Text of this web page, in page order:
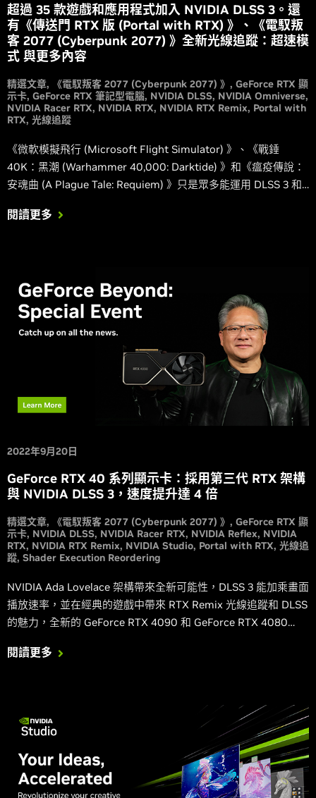
超過 35 款遊戲和應用程式加入 NVIDIA DLSS 3。還
有《傳送門 RTX 版 (Portal with RTX) 》、《電馭叛
客 2077 (Cyberpunk 2077) 》全新光線追蹤：超速模
式 與更多內容
精選文章 《電馭叛客 2077 (Cyberpunk 2077) 》
GeForce RTX 顯
示卡 GeForce RTX 筆記型電腦 NVIDIA DLSS NVIDIA Omniverse
NVIDIA Racer RTX NVIDIA RTX NVIDIA RTX Remix Portal with
RTX 光線追蹤
《微軟模擬飛行 (Microsoft Flight Simulator) 》、《戰錘
40K：黑潮 (Warhammer 40,000: Darktide) 》和《瘟疫傳說：
安魂曲 (A Plague Tale: Requiem) 》只是眾多能運用 DLSS 3 和
閱讀更多
2022年9月20日
GeForce RTX 40 系列顯示卡：採用第三代 RTX 架構
與 NVIDIA DLSS 3，速度提升達 4 倍
精選文章 《電馭叛客 2077 (Cyberpunk 2077) 》
GeForce RTX 顯
示卡 NVIDIA DLSS NVIDIA Racer RTX NVIDIA Reflex NVIDIA
RTX NVIDIA RTX Remix NVIDIA Studio Portal with RTX 光線追
蹤 Shader Execution Reordering
NVIDIA Ada Lovelace 架構帶來全新可能性，DLSS 3 能加乘畫面
播放速率，並在經典的遊戲中帶來 RTX Remix 光線追蹤和 DLSS
的魅力，全新的 GeForce RTX 4090 和 GeForce RTX 4080
整的光線追蹤遊戲。取得本文所需的所有資訊。
閱讀更多